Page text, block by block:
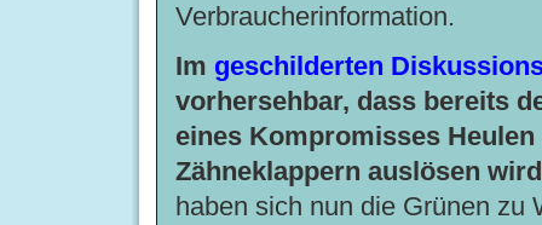
Verbraucherinformation.
Im geschilderten
vorhersehbar, dass bereits
eines Kompromisses Heulen
Zähneklappern auslösen wird
haben sich nun die Grünen zu